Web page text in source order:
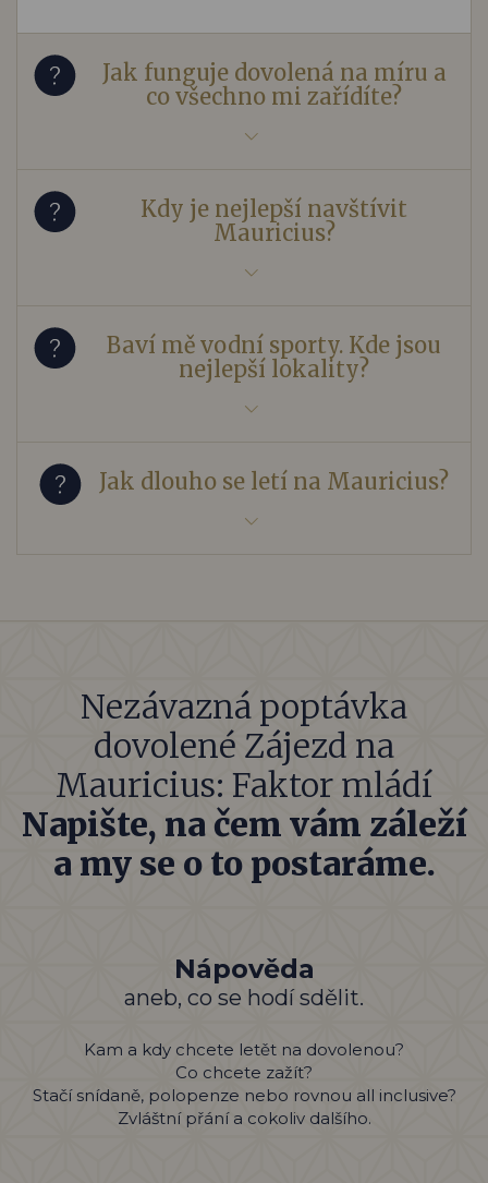
Jak funguje dovolená na míru a
co všechno mi zařídíte?
Kdy je nejlepší navštívit
Mauricius?
Baví mě vodní sporty. Kde jsou
nejlepší lokality?
Jak dlouho se letí na Mauricius?
Nezávazná poptávka
dovolené Zájezd na
Mauricius: Faktor mládí
Napište, na čem vám záleží
a my se o to postaráme.
Nápověda
aneb, co se hodí sdělit.
Kam a kdy chcete letět na dovolenou?
Co chcete zažít?
Stačí snídaně, polopenze nebo rovnou all inclusive?
Zvláštní přání a cokoliv dalšího.